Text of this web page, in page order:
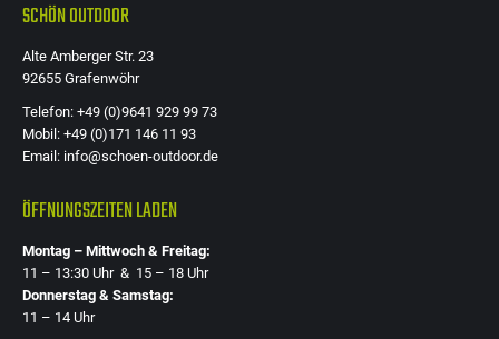
SCHÖN OUTDOOR
Alte Amberger Str. 23
92655 Grafenwöhr
Telefon: +49 (0)9641 929 99 73
Mobil: +49 (0)171 146 11 93
Email: info@schoen-outdoor.de
ÖFFNUNGSZEITEN LADEN
Montag – Mittwoch & Freitag:
11 – 13:30 Uhr & 15 – 18 Uhr
Donnerstag & Samstag:
11 – 14 Uhr